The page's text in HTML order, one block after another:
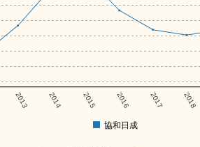
2013 2014 2015 2016 2017 2018
協和日成